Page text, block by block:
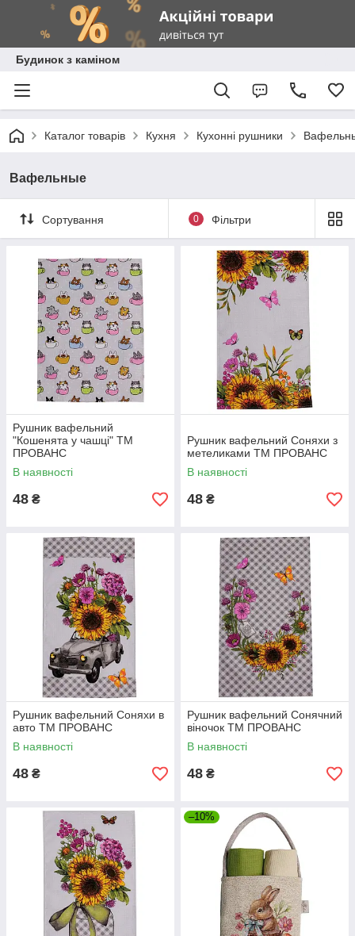
Будинок з каміном
Каталог товарів Кухня Кухонні рушники
Вафельные
Сортування 0 Фільтри
Рушник вафельний
"Кошенята у чашці" ТМ
ПРОВАНС
В наявності
48 ₴
Рушник вафельний Соняхи з
метеликами ТМ ПРОВАНС
В наявності
48 ₴
Рушник вафельний Соняхи в
авто ТМ ПРОВАНС
В наявності
48 ₴
Рушник вафельний Сонячний
віночок ТМ ПРОВАНС
В наявності
48 ₴
–10%